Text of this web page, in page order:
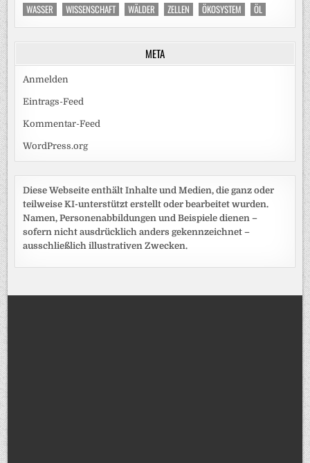
WASSER
WISSENSCHAFT WÄLDER ZELLEN ÖKOSYSTEM ÖL
META
Anmelden
Eintrags-Feed
Kommentar-Feed
WordPress.org
Diese Webseite enthält Inhalte und Medien, die ganz oder
teilweise KI-unterstützt erstellt oder bearbeitet wurden.
Namen, Personenabbildungen und Beispiele dienen –
sofern nicht ausdrücklich anders gekennzeichnet –
ausschließlich illustrativen Zwecken.